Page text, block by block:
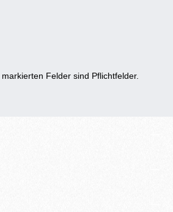
Felder sind Pflichtfelder.